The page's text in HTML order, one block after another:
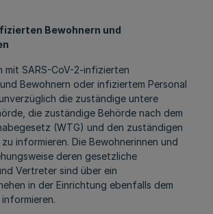
Bewohnern und
mit SARS-CoV-2-infizierten
Bewohnern oder infiziertem Personal
die zuständige untere
die zuständige Behörde nach dem
(WTG) und den zuständigen
informieren. Die Bewohnerinnen und
deren gesetzliche
Vertreter sind über ein
in der Einrichtung ebenfalls dem